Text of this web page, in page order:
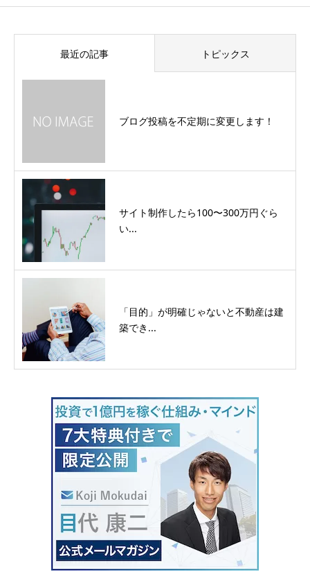
最近の記事 トピックス
ブログ投稿を不定期に変更します！
サイト制作したら100〜300万円ぐら
い...
「目的」が明確じゃないと不動産は建
築でき...